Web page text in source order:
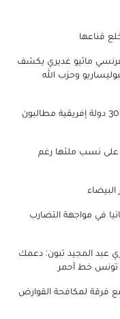
قناعها
ماثيو غديري يكشف
وحزب الله
تأشيرة الدخول للولايات المتحدة: مواطنو 30 دولة إفريقية مطالبون
نسب ملئها رغم
في مواجهة التضارب
عبد المجيد تبون: دعمك
تونس خط أحمر
فرقة لمكافحة القوارض